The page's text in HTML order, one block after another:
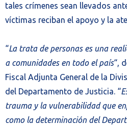
tales crímenes sean llevados
víctimas reciban el apoyo y la
“La trata de personas es una
a comunidades en todo el país“,
Fiscal Adjunta General de la
del Departamento de Justicia. “
trauma y la vulnerabilidad que
como la determinación del